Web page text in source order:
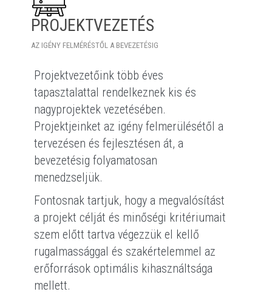
PROJEKTVEZETÉS
AZ IGÉNY FELMÉRÉSTŐL A BEVEZETÉSIG
Projektvezetőink több éves
tapasztalattal rendelkeznek kis és
nagyprojektek vezetésében.
Projektjeinket az igény felmerülésétől a
tervezésen és fejlesztésen át, a
bevezetésig folyamatosan
menedzseljük.
Fontosnak tartjuk, hogy a megvalósítást
a projekt célját és minőségi kritériumait
szem előtt tartva végezzük el kellő
rugalmassággal és szakértelemmel az
erőforrások optimális kihasználtsága
mellett.